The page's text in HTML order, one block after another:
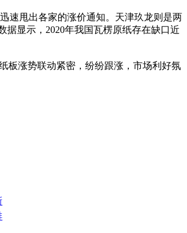
速甩出各家的涨价通知。天津玖龙则是两
显示，2020年我国瓦楞原纸存在缺口近
涨势联动紧密，纷纷跟涨，市场利好氛